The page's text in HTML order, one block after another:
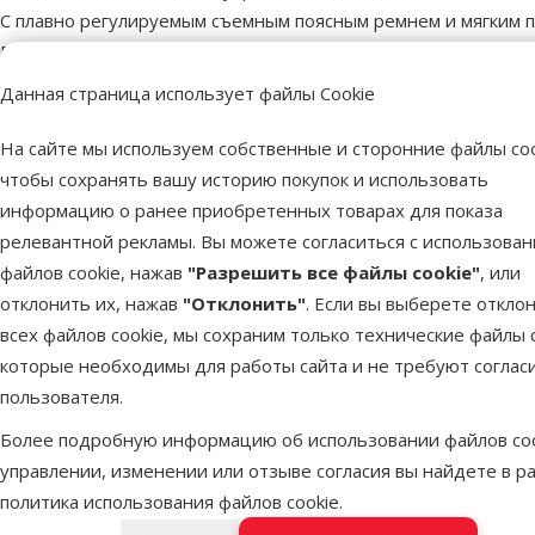
Данная страница использует файлы Cookie
На сайте мы используем собственные и сторонние файлы
чтобы сохранять вашу историю покупок и использовать
информацию о ранее приобретенных товарах для показа
релевантной рекламы. Вы можете согласиться с
файлов cookie, нажав "Разрешить все файлы cookie", или
отклонить их, нажав "Отклонить". Если вы выберете
всех файлов cookie, мы сохраним только технические файлы
которые необходимы для работы сайта и не требуют
пользователя.
Более подробную информацию об использовании файлов
управлении, изменении или отзыве согласия вы найдете в
политика использования файлов cookie.
С плавно регулируемым съемным поясным ремнем и мягким
Размеры: 34 х 29 х 9 см.
Цвет: темно-серый.
Материал
Полиэстер
Цвет
Темно-серый
Бренд
TRIXIE
Номер в каталоге
45908
TRIXIE – лидер в индустрии зоотоваров уже более 50
TRIXIE – один из ведущих брендов зоосегмента в
Широкий и разнообразный ассортимент товаров
В ассортименте бренда представлено более 6 500
Забота о благополучии и комфорте домашних
TRIXIE заботится и об эмоциональном благополучии